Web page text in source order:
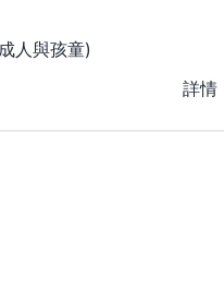
人與孩童)
詳情